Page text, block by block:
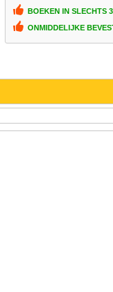
BOEKEN IN SLECHTS
ONMIDDELIJKE